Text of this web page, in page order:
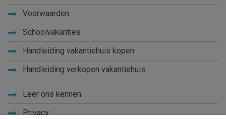
Voorwaarden
Schoolvakanties
Handleiding vakantiehuis kopen
Handleiding verkopen vakantiehuis
Leer ons kennen
Privacy